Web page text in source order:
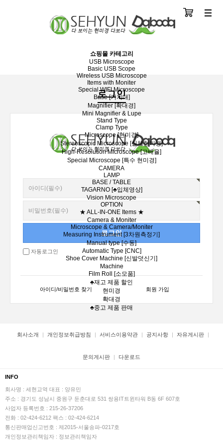
쇼핑몰 카테고리
USB Microscope
Basic USB Scope
Wireless USB Microscope
Items with Moniter
Special WIFI Microscope
Base [거치대]
Magnifier [확대경]
Mini Magnifier & Lupe
Stand Type
Clamp Type
Microscope [현미경]
Stereoscopic Microscope [실체현미경]
High-Resolution Microscope [고배율]
Special Microscope [특수 현미경]
CAMERA
LAMP
BASE / TABLE
TAGARNO [♣입체영상]
Vision Microscope
OPTION
★ ALL-IN-ONE Items ★
Camera & Moniter
Microscope & Camera/Moniter
Measuring Instrument [3차원측정기]
Manual type [수동]
Automatic Type [CNC]
Shoe Cover Machine [신발덧신기]
Machine
Film Roll [소모품]
♣재고 제품 할인
현미경
확대경
♣중고 제품 판매
분류
로그인
자동로그인
아이디/비밀번호 찾기 회원 가입
회사소개 개인정보취급방침 서비스이용약관 공지사항 자유게시판
문의게시판 다운로드
INFO
회사명 : 세현교역 대표 : 양유민
주소 : 경기도 성남시 중원구 둔춘대로 531 쌍용IT트윈타워 B동 6F 607호
사업자 등록번호 : 215-26-37206
전화 : 02-424-6212 팩스 : 02-424-6214
통신판매업신고번호 : 제2015-서울송파-0217호
개인정보관리책임자 : 정보관리책임자